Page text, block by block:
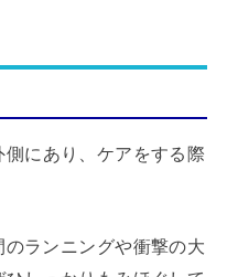
にあり、ケアをする際
ランニングや衝撃の大